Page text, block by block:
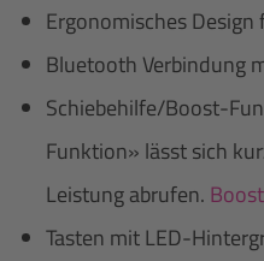
Ergonomisches
Bluetooth Verbindung
Schiebehilfe/Boost-
Funktion» lässt sich
Leistung abrufen.
Tasten mit LED-